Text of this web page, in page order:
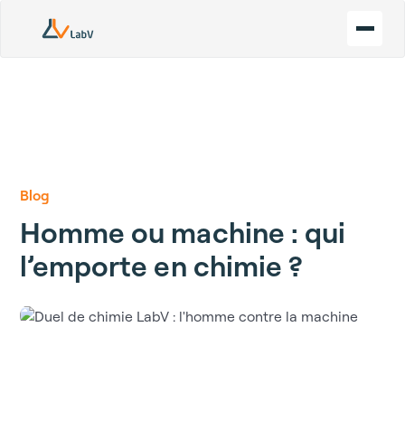
Blog
Homme ou machine : qui
l’emporte en chimie ?